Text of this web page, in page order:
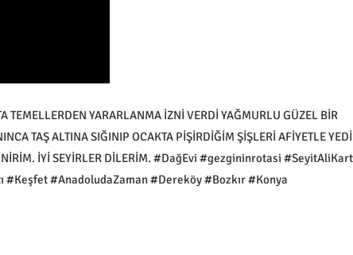
TEMELLERDEN YARARLANMA İZNİ VERDİ YAĞMURLU GÜZEL BİR
TAŞ ALTINA SIĞINIP OCAKTA PİŞİRDİĞİM ŞİŞLERİ AFİYETLE
İYİ SEYİRLER DİLERİM. #DağEvi #gezgininrotasi
#Keşfet #AnadoludaZaman #Dereköy #Bozkır #Konya